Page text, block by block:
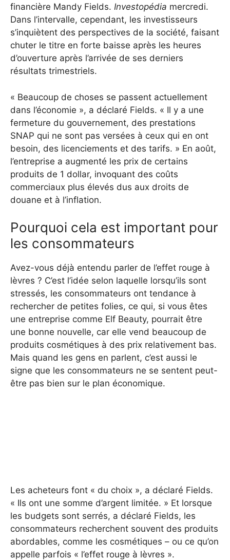
financière Mandy Fields. Investopédia mercredi.
Dans l’intervalle, cependant, les investisseurs
s’inquiètent des perspectives de la société, faisant
chuter le titre en forte baisse après les heures
d’ouverture après l’arrivée de ses derniers
résultats trimestriels.
« Beaucoup de choses se passent actuellement
dans l’économie », a déclaré Fields. « Il y a une
fermeture du gouvernement, des prestations
SNAP qui ne sont pas versées à ceux qui en ont
besoin, des licenciements et des tarifs. » En août,
l’entreprise a augmenté les prix de certains
produits de 1 dollar, invoquant des coûts
commerciaux plus élevés dus aux droits de
douane et à l’inflation.
Pourquoi cela est important pour
les consommateurs
Avez-vous déjà entendu parler de l’effet rouge à
lèvres ? C’est l’idée selon laquelle lorsqu’ils sont
stressés, les consommateurs ont tendance à
rechercher de petites folies, ce qui, si vous êtes
une entreprise comme Elf Beauty, pourrait être
une bonne nouvelle, car elle vend beaucoup de
produits cosmétiques à des prix relativement bas.
Mais quand les gens en parlent, c’est aussi le
signe que les consommateurs ne se sentent peut-
être pas bien sur le plan économique.
Les acheteurs font « du choix », a déclaré Fields.
« Ils ont une somme d’argent limitée. » Et lorsque
les budgets sont serrés, a déclaré Fields, les
consommateurs recherchent souvent des produits
abordables, comme les cosmétiques – ou ce qu’on
appelle parfois « l’effet rouge à lèvres ».